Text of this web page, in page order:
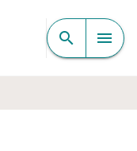
CONTENU
search menu